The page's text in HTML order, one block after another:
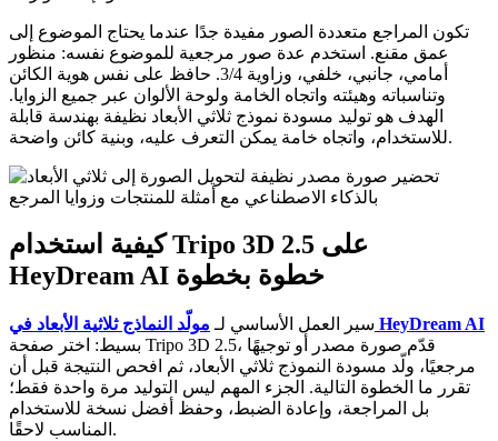
تكون المراجع متعددة الصور مفيدة جدًا عندما يحتاج الموضوع إلى
عمق مقنع. استخدم عدة صور مرجعية للموضوع نفسه: منظور
أمامي، جانبي، خلفي، وزاوية 3/4. حافظ على نفس هوية الكائن
وتناسباته وهيئته واتجاه الخامة ولوحة الألوان عبر جميع الزوايا.
الهدف هو توليد مسودة نموذج ثلاثي الأبعاد نظيفة بهندسة قابلة
للاستخدام، واتجاه خامة يمكن التعرف عليه، وبنية كائن واضحة.
كيفية استخدام Tripo 3D 2.5 على
HeyDream AI خطوة بخطوة
سير العمل الأساسي لـ مولّد النماذج ثلاثية الأبعاد في HeyDream AI
بسيط: اختر صفحة Tripo 3D 2.5، قدّم صورة مصدر أو توجيهًا
مرجعيًا، ولّد مسودة النموذج ثلاثي الأبعاد، ثم افحص النتيجة قبل أن
تقرر ما الخطوة التالية. الجزء المهم ليس التوليد مرة واحدة فقط؛
بل المراجعة، وإعادة الضبط، وحفظ أفضل نسخة للاستخدام
المناسب لاحقًا.